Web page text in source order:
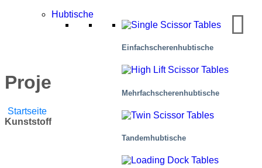
Hubtische
Einfachscherenhubtische
Mehr­fachscher­en­hub­tische
Tandemhubtische
Projekt: Kunststoffrollen
Startseite Firmennachrichten /Projekt:
Kunststoffrollen